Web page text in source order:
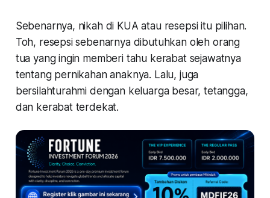
Sebenarnya, nikah di KUA atau resepsi itu pilihan.
Toh, resepsi sebenarnya dibutuhkan oleh orang
tua yang ingin memberi tahu kerabat sejawatnya
tentang pernikahan anaknya. Lalu, juga
bersilahturahmi dengan keluarga besar, tetangga,
dan kerabat terdekat.